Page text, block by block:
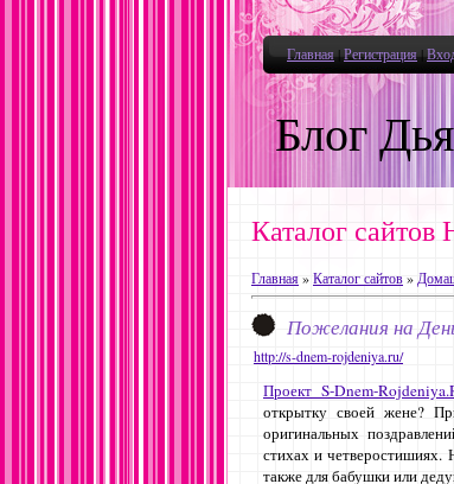
Блог
Главная|Регистрация|
Каталог сайтов
Главная»Каталог сайтов»
Пожелания на
http://s-dnem-rojdeniya.ru/
Проект S-Dnem-
открытку своей жене?
оригинальных
стихах и
также для бабушки или